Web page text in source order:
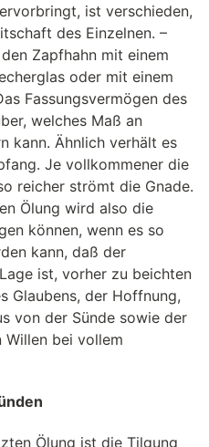
ist verschieden,
des Einzelnen. –
Zapfhahn mit einem
oder mit einem
Fassungsvermögen des
welches Maß an
kann. Ähnlich verhält es
Je vollkommener die
reicher strömt die Gnade.
Ölung wird also die
können, wenn es so
kann, daß der
ist, vorher zu beichten
Glaubens, der Hoffnung,
von der Sünde sowie der
bei vollem
Ölung ist die Tilgung